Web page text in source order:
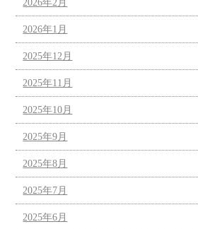
2026年2月
2026年1月
2025年12月
2025年11月
2025年10月
2025年9月
2025年8月
2025年7月
2025年6月